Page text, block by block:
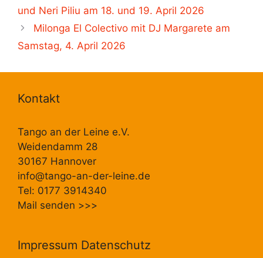
und Neri Piliu am 18. und 19. April 2026
Milonga El Colectivo mit DJ Margarete am
Samstag, 4. April 2026
Kontakt
Tango an der Leine e.V.
Weidendamm 28
30167 Hannover
info@tango-an-der-leine.de
Tel: 0177 3914340
Mail senden >>>
Impressum Datenschutz